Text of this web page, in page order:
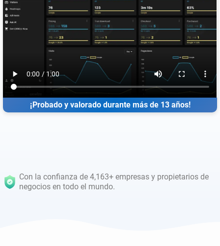
¡Probado y valorado durante más de 13 años!
Con la confianza de 4,163+ empresas y propietarios de
negocios en todo el mundo.